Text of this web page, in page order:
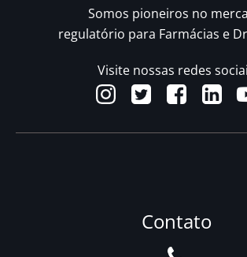
Somos pioneiros no
regulatório para Farmácias e
Visite nossas redes
Contato